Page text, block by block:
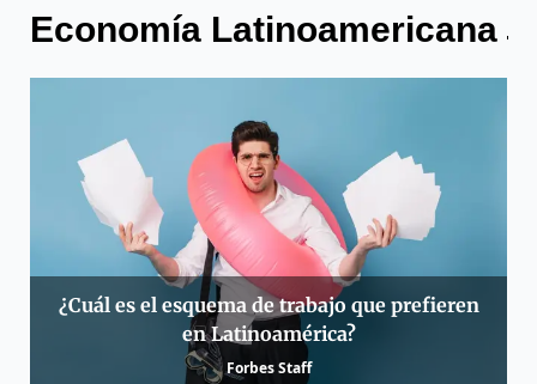
Economía Latinoamericana
¿Cuál es el esquema de trabajo que prefieren
en Latinoamérica?
Forbes Staff